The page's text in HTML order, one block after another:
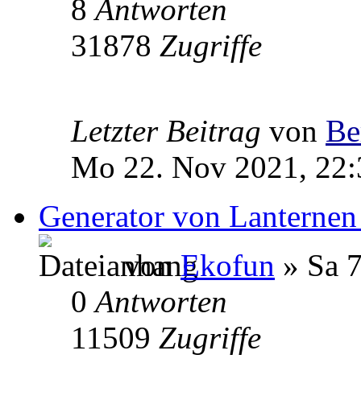
8Antworten
31878 Zugriffe
Letzter Beitrag von
Mo 22. Nov 2021,
Generator von
vonEkofun » Sa
0Antworten
11509 Zugriffe